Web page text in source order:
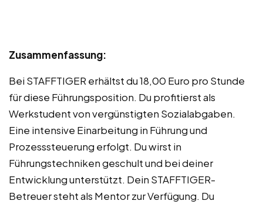
Zusammenfassung:
Bei STAFFTIGER erhältst du 18,00 Euro pro Stunde
für diese Führungsposition. Du profitierst als
Werkstudent von vergünstigten Sozialabgaben.
Eine intensive Einarbeitung in Führung und
Prozesssteuerung erfolgt. Du wirst in
Führungstechniken geschult und bei deiner
Entwicklung unterstützt. Dein STAFFTIGER-
Betreuer steht als Mentor zur Verfügung. Du